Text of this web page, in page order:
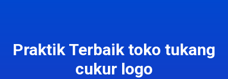
Praktik Terbaik toko tukang
cukur logo